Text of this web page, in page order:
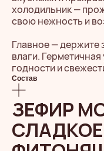
холодильник —
свою нежность и
Главное — держите
влаги.
годности и
Состав
ЗЕФИР